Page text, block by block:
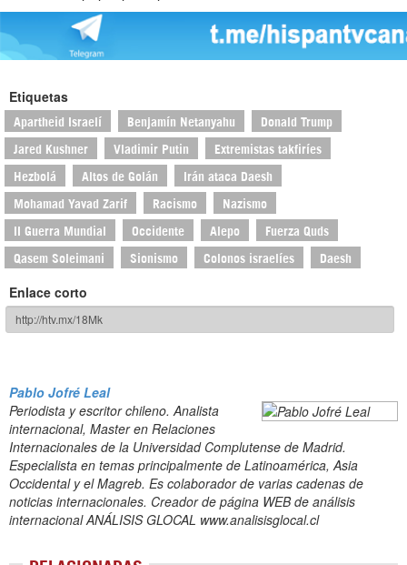
Etiquetas
Apartheid Israelí Benjamín Netanyahu Donald Trump
Jared Kushner Vladimir Putin Extremistas takfiríes
Hezbolá Altos de Golán Irán ataca Daesh
Mohamad Yavad Zarif Racismo Nazismo
II Guerra Mundial Occidente Alepo Fuerza Quds
Qasem Soleimani Sionismo Colonos israelíes Daesh
Enlace corto
Pablo Jofré Leal
Periodista y escritor chileno. Analista
internacional, Master en Relaciones
Internacionales de la Universidad Complutense de Madrid.
Especialista en temas principalmente de Latinoamérica, Asia
Occidental y el Magreb. Es colaborador de varias cadenas de
noticias internacionales. Creador de página WEB de análisis
internacional ANÁLISIS GLOCAL www.analisisglocal.cl